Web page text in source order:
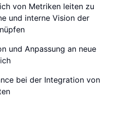
von Metriken leiten zu
und interne Vision der
und Anpassung an neue
bei der Integration von